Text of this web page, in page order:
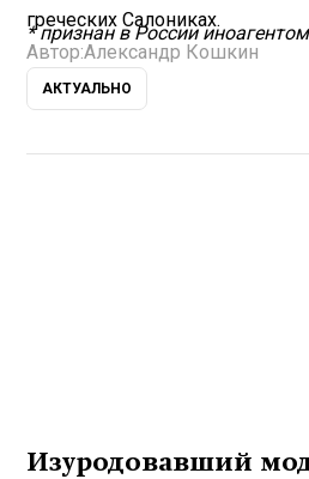
греческих Салониках.
* признан в России иноагентом
Автор:Александр Кошкин
АКТУАЛЬНО
Изуродовавший